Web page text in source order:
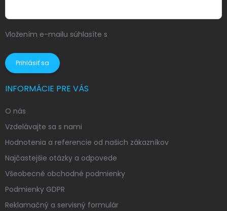
Vložením e-mailu súhlasíte s
Prihlásiť sa
INFORMÁCIE PRE VÁS
O nás
Vzdelávajte sa s nami
Hodnotenia a referencie od našich zákazníkov
Najčastejšie otázky a odpovede
Všeobecné obchodné podmienky
Podmienky GDPR
Reklamačný a servisný formulár